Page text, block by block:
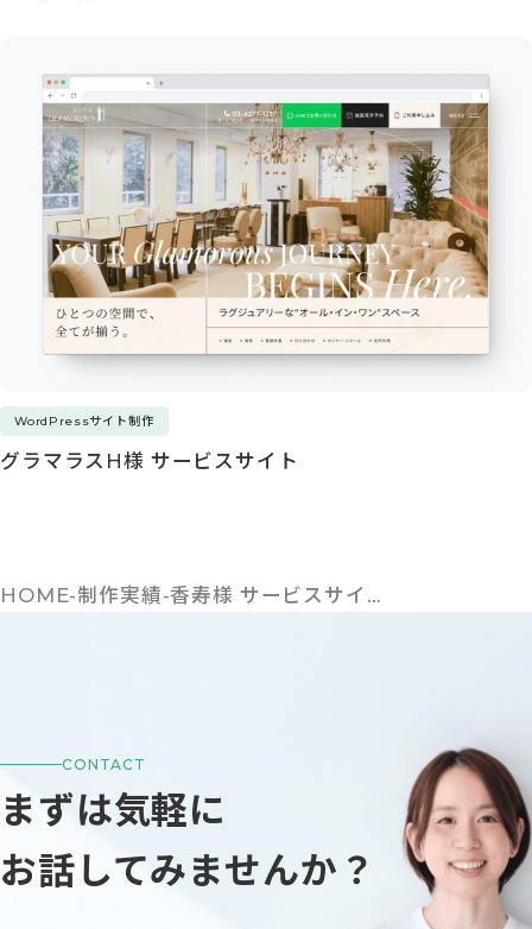
WordPressサイト制作
グラマラスH様 サービスサイト
HOME 制作実績 香寿様 サービスサイ…
CONTACT
まずは気軽に
お話してみませんか？